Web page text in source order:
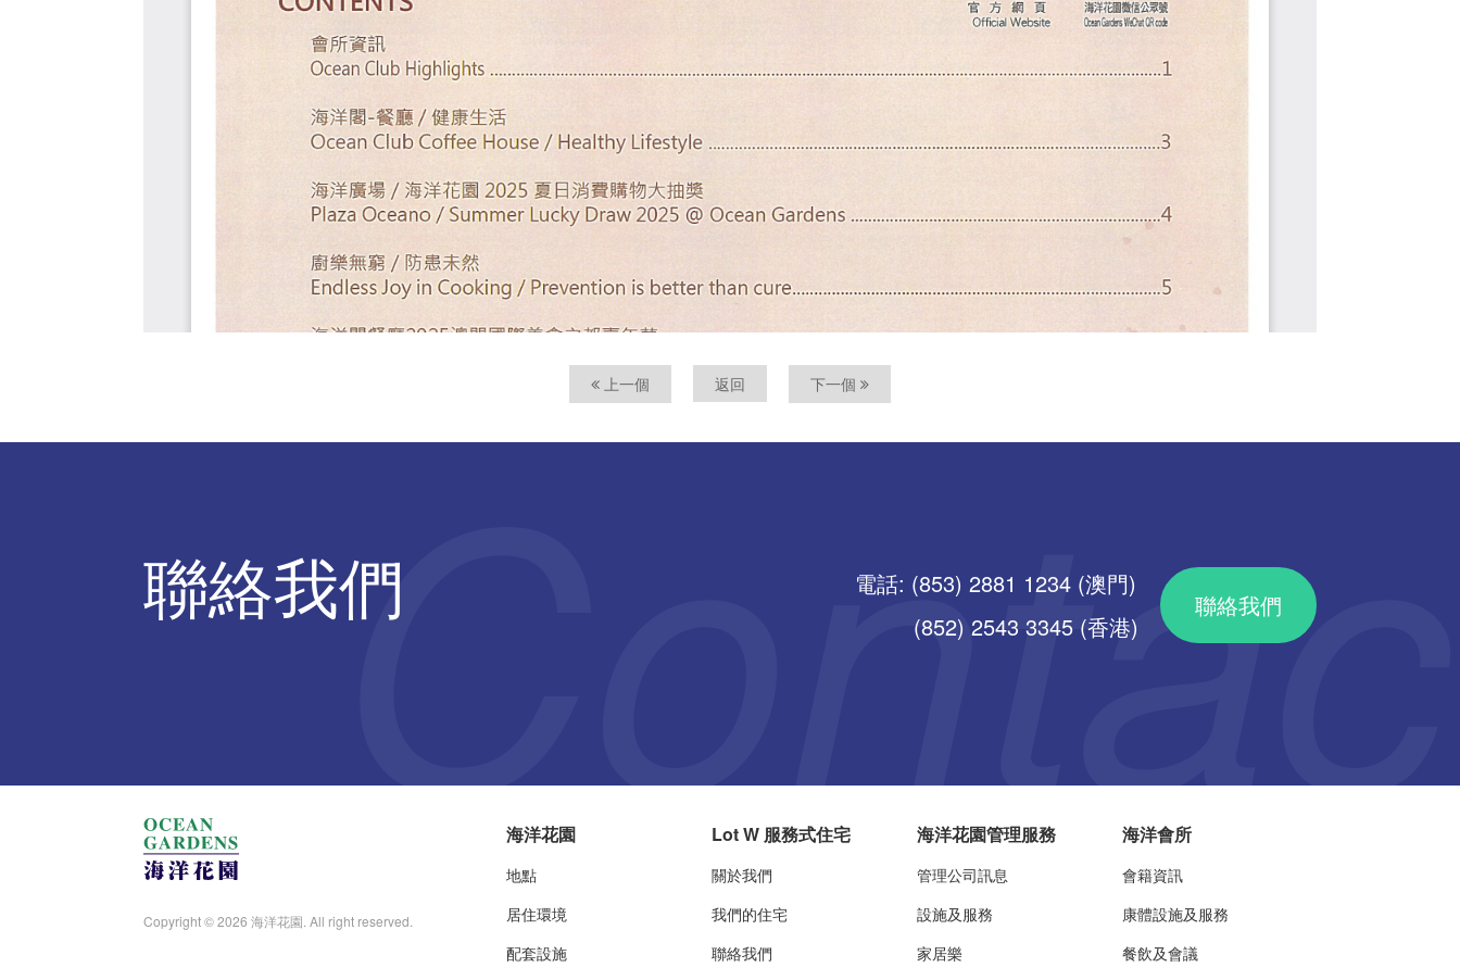
上一個 返回 下一個
聯絡我們
電話: (853) 2881 1234 (澳門)
(852) 2543 3345 (香港)
聯絡我們
Copyright © 2026 海洋花園. All right reserved.
海洋花園
地點
居住環境
配套設施
Lot W 服務式住宅
關於我們
我們的住宅
聯絡我們
海洋花園管理服務
管理公司訊息
設施及服務
家居樂
海洋會所
會籍資訊
康體設施及服務
餐飲及會議